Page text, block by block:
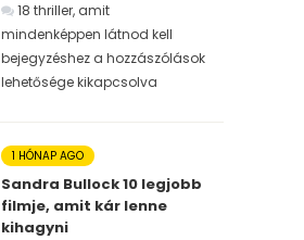
18 thriller, amit
mindenképpen látnod kell
bejegyzéshez a hozzászólások
lehetősége kikapcsolva
1 HÓNAP AGO
Sandra Bullock 10 legjobb
filmje, amit kár lenne
kihagyni